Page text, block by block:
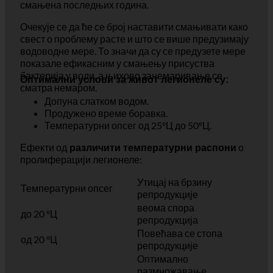
системима топле воде. Међутим, верује се да је
смањена последњих година.
Очекује се да ће се број наставити смањивати како
свест о проблему расте и што се више предузимају
водоводне мере. То значи да су се предузете мере
показале ефикасним у смањењу присуства
бактерија у води, а њихово занемаривање се
сматра немаром.
Оптимални услови за живот легионеле су:
Допуна слатком водом.
Температурни опсег од 25°Ц до 50°Ц.
пролиферацији легионеле:
Температурни опсег
Утицај на брзину
репродукције
до 20 °Ц
веома спора
репродукција
Повећава се стопа